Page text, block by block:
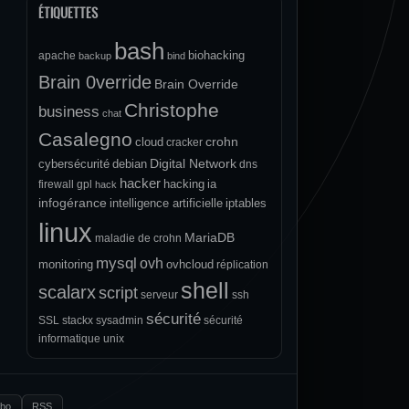
ÉTIQUETTES
apache backup bash bind biohacking
Brain 0verride Brain Override
business chat Christophe
Casalegno cloud cracker crohn
cybersécurité debian Digital Network dns
firewall
gpl hack hacker hacking ia
infogérance intelligence artificielle iptables
linux maladie de crohn MariaDB
monitoring mysql ovh ovhcloud réplication
scalarxscript serveur shell
ssh
SSL stackx sysadmin sécurité sécurité
informatique unix
RSS